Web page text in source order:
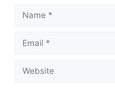
Name
Email
Website